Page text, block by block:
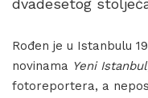
dvadesetog
Rođen je u Istanbulu
novinama Yeni Istanbul
fotoreportera, a